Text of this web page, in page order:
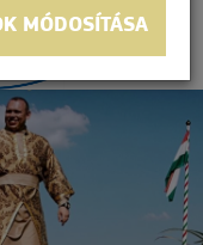
MÓDOSÍTÁSA